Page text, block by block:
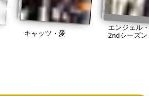
キャッツ・愛
エンジェル
2ndシーズン